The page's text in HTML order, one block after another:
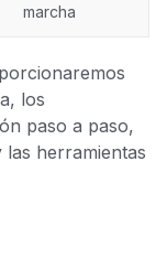
marcha
los
paso a paso,
herramientas